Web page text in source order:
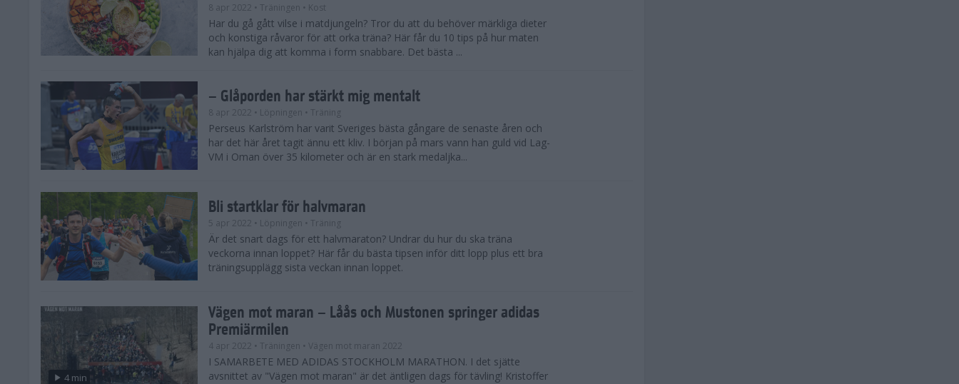
8 apr 2022 • Träningen • Kost
Har du gå gått vilse i matdjungeln? Tror du att du behöver märkliga dieter
och konstiga råvaror för att orka träna? Här får du 10 tips på hur maten
kan hjälpa dig att komma i form snabbare. Det bästa ...
– Glåporden har stärkt mig mentalt
8 apr 2022 • Löpningen • Träning
Perseus Karlström har varit Sveriges bästa gångare de senaste åren och
har det här året tagit ännu ett kliv. I början på mars vann han guld vid Lag-
VM i Oman över 35 kilometer och är en stark medaljka...
Bli startklar för halvmaran
5 apr 2022 • Löpningen • Träning
Är det snart dags för ett halvmaraton? Undrar du hur du ska träna
veckorna innan loppet? Här får du bästa tipsen inför ditt lopp plus ett bra
träningsupplägg sista veckan innan loppet.
4 min
Vägen mot maran – Låås och Mustonen springer adidas
Premiärmilen
4 apr 2022 • Träningen • Vägen mot maran 2022
I SAMARBETE MED ADIDAS STOCKHOLM MARATHON. I det sjätte
avsnittet av "Vägen mot maran" är det äntligen dags för tävling! Kristoffer